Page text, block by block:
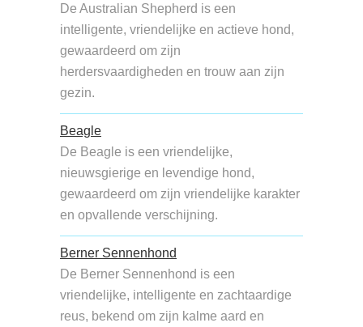
De Australian Shepherd is een
intelligente, vriendelijke en actieve hond,
gewaardeerd om zijn
herdersvaardigheden en trouw aan zijn
gezin.
Beagle
De Beagle is een vriendelijke,
nieuwsgierige en levendige hond,
gewaardeerd om zijn vriendelijke karakter
en opvallende verschijning.
Berner Sennenhond
De Berner Sennenhond is een
vriendelijke, intelligente en zachtaardige
reus, bekend om zijn kalme aard en